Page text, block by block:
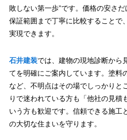
敗しない第一歩”です。価格の安さ
保証範囲まで丁寧に比較することで
実現できます。
石井建装では、建物の現地診断から
てを明確にご案内しています。塗料
など、不明点はその場でしっかりと
りで迷われている方も「他社の見積
いう方も歓迎です。信頼できる施工
の大切な住まいを守ります。